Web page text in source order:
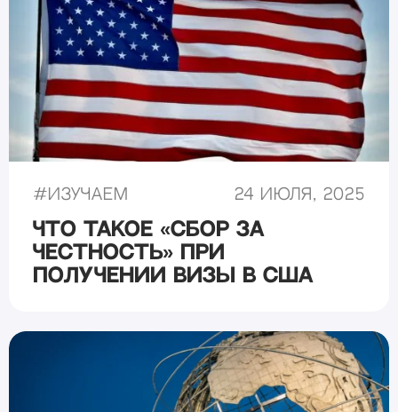
#Изучаем 24 июля, 2025
Что такое «сбор за
честность» при
получении визы в США